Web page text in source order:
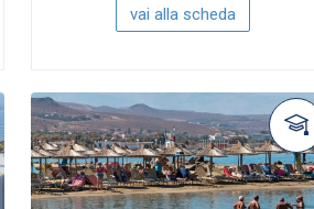
vai alla scheda